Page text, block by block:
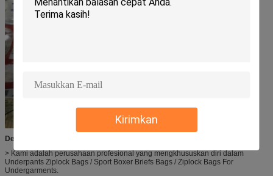
Kirimkan
Deskripsi:
> Kami adalah perusahaan profesional yang mengkhususkan diri dalam
Underpants Ziplock Bags / Sport Boxer Briefs Bags / Ziplock Bags For
Undergarments.